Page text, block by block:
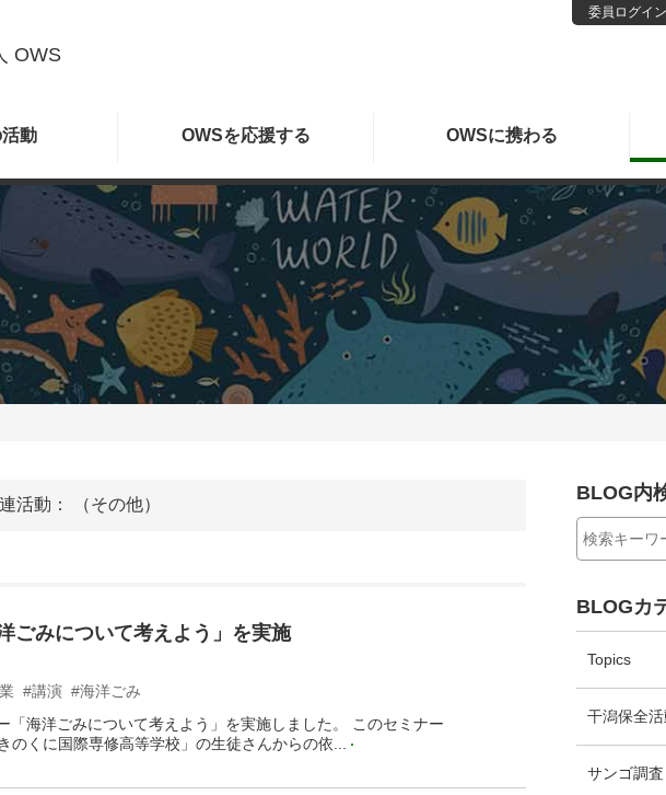
委員ログイン
OWS
活動 OWSを応援する OWSに携わる
活動： （その他）
ごみについて考えよう」を実施
#講演 #海洋ごみ
「海洋ごみについて考えよう」を実施しました。 このセミナー
のくに国際専修高等学校」の生徒さんからの依...
BLOG内
BLOGカ
Topicsエ
リ
ー
数
件
干潟保全活
サンゴ調